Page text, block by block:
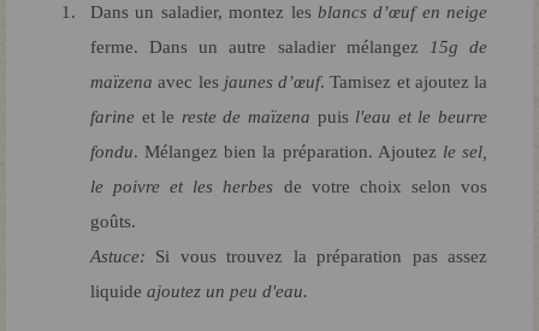
Dans un saladier, montez les blancs d’œuf en neige
ferme. Dans un autre saladier mélangez 15g de
maïzena avec les jaunes d’œuf. Tamisez et ajoutez la
farine et le reste de maïzena puis l'eau et le beurre
fondu. Mélangez bien la préparation. Ajoutez le sel,
le poivre et les herbes de votre choix selon vos
goûts.
Astuce: Si vous trouvez la préparation pas assez
liquide ajoutez un peu d'eau.